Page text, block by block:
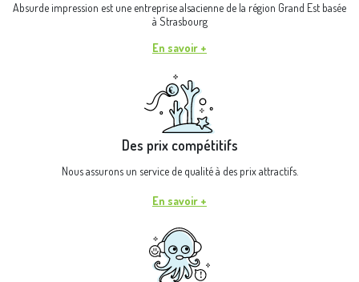
Absurde impression est une entreprise alsacienne de la région Grand Est basée
à Strasbourg
En savoir +
Des prix compétitifs
Nous assurons un service de qualité à des prix attractifs.
En savoir +